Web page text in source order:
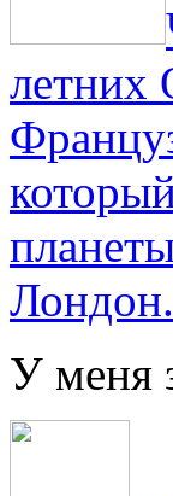
летних
Лондон.
У меня